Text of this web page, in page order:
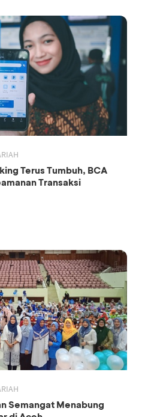
Terus Tumbuh, BCA
Transaksi
Semangat Menabung